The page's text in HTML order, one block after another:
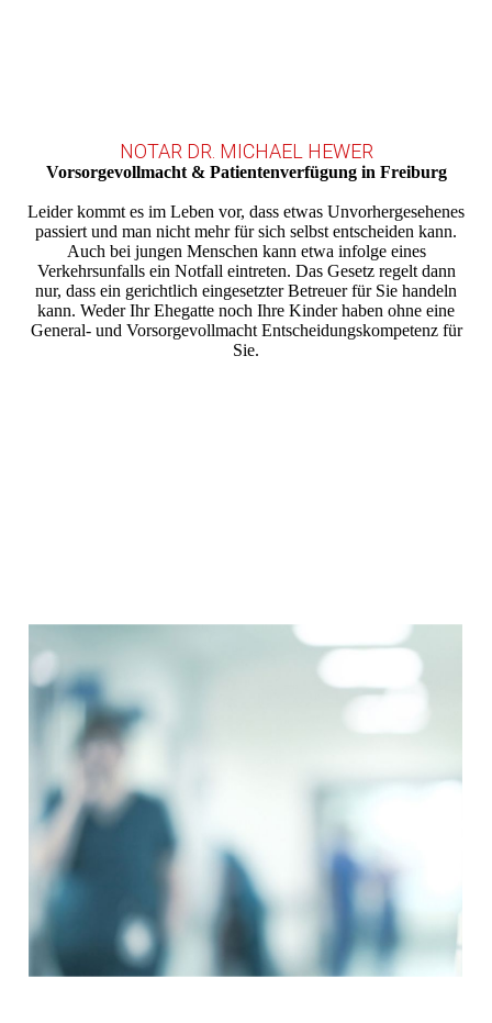
NOTAR DR. MICHAEL HEWER
Vorsorgevollmacht & Patientenverfügung in Freiburg
Leider kommt es im Leben vor, dass etwas Unvorhergesehenes
passiert und man nicht mehr für sich selbst entscheiden kann.
Auch bei jungen Menschen kann etwa infolge eines
Verkehrsunfalls ein Notfall eintreten. Das Gesetz regelt dann
nur, dass ein gerichtlich eingesetzter Betreuer für Sie handeln
kann. Weder Ihr Ehegatte noch Ihre Kinder haben ohne eine
General- und Vorsorgevollmacht Entscheidungskompetenz für
Sie.